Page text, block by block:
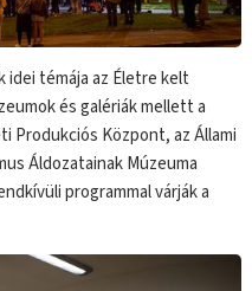
idei témája az Életre kelt
és galériák mellett a
Produkciós Központ, az Állami
Áldozatainak Múzeuma
programmal várják a